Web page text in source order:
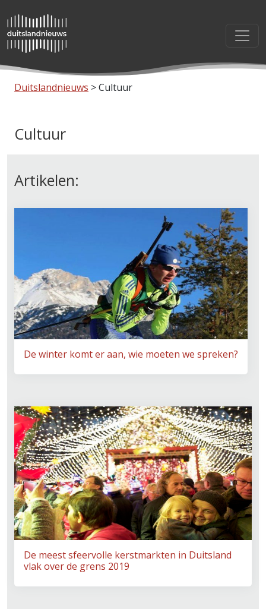
Duitslandnieuws >Cultuur
Cultuur
Artikelen:
De winter komt er aan, wie moeten we spreken?
De meest sfeervolle kerstmarkten in Duitsland
vlak over de grens 2019